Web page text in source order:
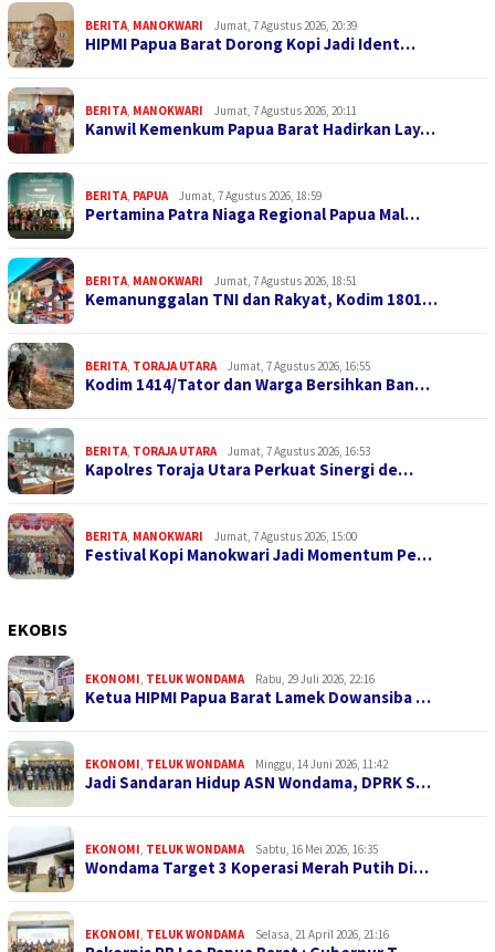
BERITA, MANOKWARI Jumat, 7 Agustus 2026, 20:39
HIPMI Papua Barat Dorong Kopi Jadi Ident…
BERITA, MANOKWARI Jumat, 7 Agustus 2026, 20:11
Kanwil Kemenkum Papua Barat Hadirkan Lay…
BERITA, PAPUA Jumat, 7 Agustus 2026, 18:59
Pertamina Patra Niaga Regional Papua Mal…
BERITA, MANOKWARI Jumat, 7 Agustus 2026, 18:51
Kemanunggalan TNI dan Rakyat, Kodim 1801…
BERITA, TORAJA UTARA Jumat, 7 Agustus 2026, 16:55
Kodim 1414/Tator dan Warga Bersihkan Ban…
BERITA, TORAJA UTARA Jumat, 7 Agustus 2026, 16:53
Kapolres Toraja Utara Perkuat Sinergi de…
BERITA, MANOKWARI Jumat, 7 Agustus 2026, 15:00
Festival Kopi Manokwari Jadi Momentum Pe…
EKOBIS
EKONOMI, TELUK WONDAMA Rabu, 29 Juli 2026, 22:16
Ketua HIPMI Papua Barat Lamek Dowansiba …
EKONOMI, TELUK WONDAMA Minggu, 14 Juni 2026, 11:42
Jadi Sandaran Hidup ASN Wondama, DPRK S…
EKONOMI, TELUK WONDAMA Sabtu, 16 Mei 2026, 16:35
Wondama Target 3 Koperasi Merah Putih Di…
EKONOMI, TELUK WONDAMA Selasa, 21 April 2026, 21:16